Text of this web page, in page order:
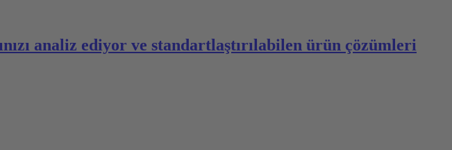
analiz ediyor ve standartlaştırılabilen ürün çözümleri